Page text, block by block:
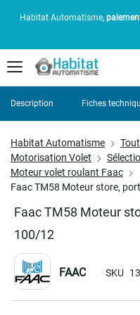
Habitat Automatisme,
Habitat Automatisme
Motorisation Volet
Moteur volet roulant Faac
Faac TM58 Moteur store,
Faac TM58 Moteur
100/12
FAAC SKU
Description Fiches